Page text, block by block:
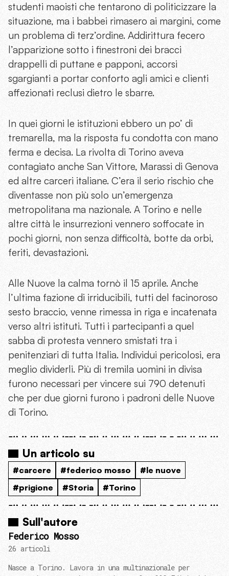
studenti maoisti che tentarono di politicizzare la
situazione, ma i babbei rimasero ai margini, come
un problema di terz’ordine. Addirittura fecero
l’apparizione sotto i finestroni dei bracci
drappelli di puttane e papponi, accorsi
sgargianti a portar conforto agli amici e clienti
affezionati reclusi dietro le sbarre.
In quei giorni le istituzioni ebbero un po’ di
tremarella, ma la risposta fu condotta con mano
ferma e decisa. La rivolta di Torino aveva
contagiato anche San Vittore, Marassi di Genova
ed altre carceri italiane. C’era il serio rischio che
diventasse non più solo un’emergenza
metropolitana ma nazionale. A Torino e nelle
altre città le insurrezioni vennero soffocate in
pochi giorni, non senza difficoltà, botte da orbi,
feriti, devastazioni.
Alle Nuove la calma tornò il 15 aprile. Anche
l’ultima fazione di irriducibili, tutti del facinoroso
sesto braccio, venne rimessa in riga e incatenata
verso altri istituti. Tutti i partecipanti a quel
sabba di protesta vennero smistati tra i
penitenziari di tutta Italia. Individui pericolosi, era
meglio dividerli. Più di tremila uomini in divisa
furono necessari per vincere sui 790 detenuti
che per due giorni furono i padroni delle Nuove
di Torino.
Un articolo su
#carcere #federico mosso
#le nuove
#prigione
#Storia #Torino
Sull'autore
Federico Mosso
26 articoli
Nasce a Torino. Lavora in una multinazionale per